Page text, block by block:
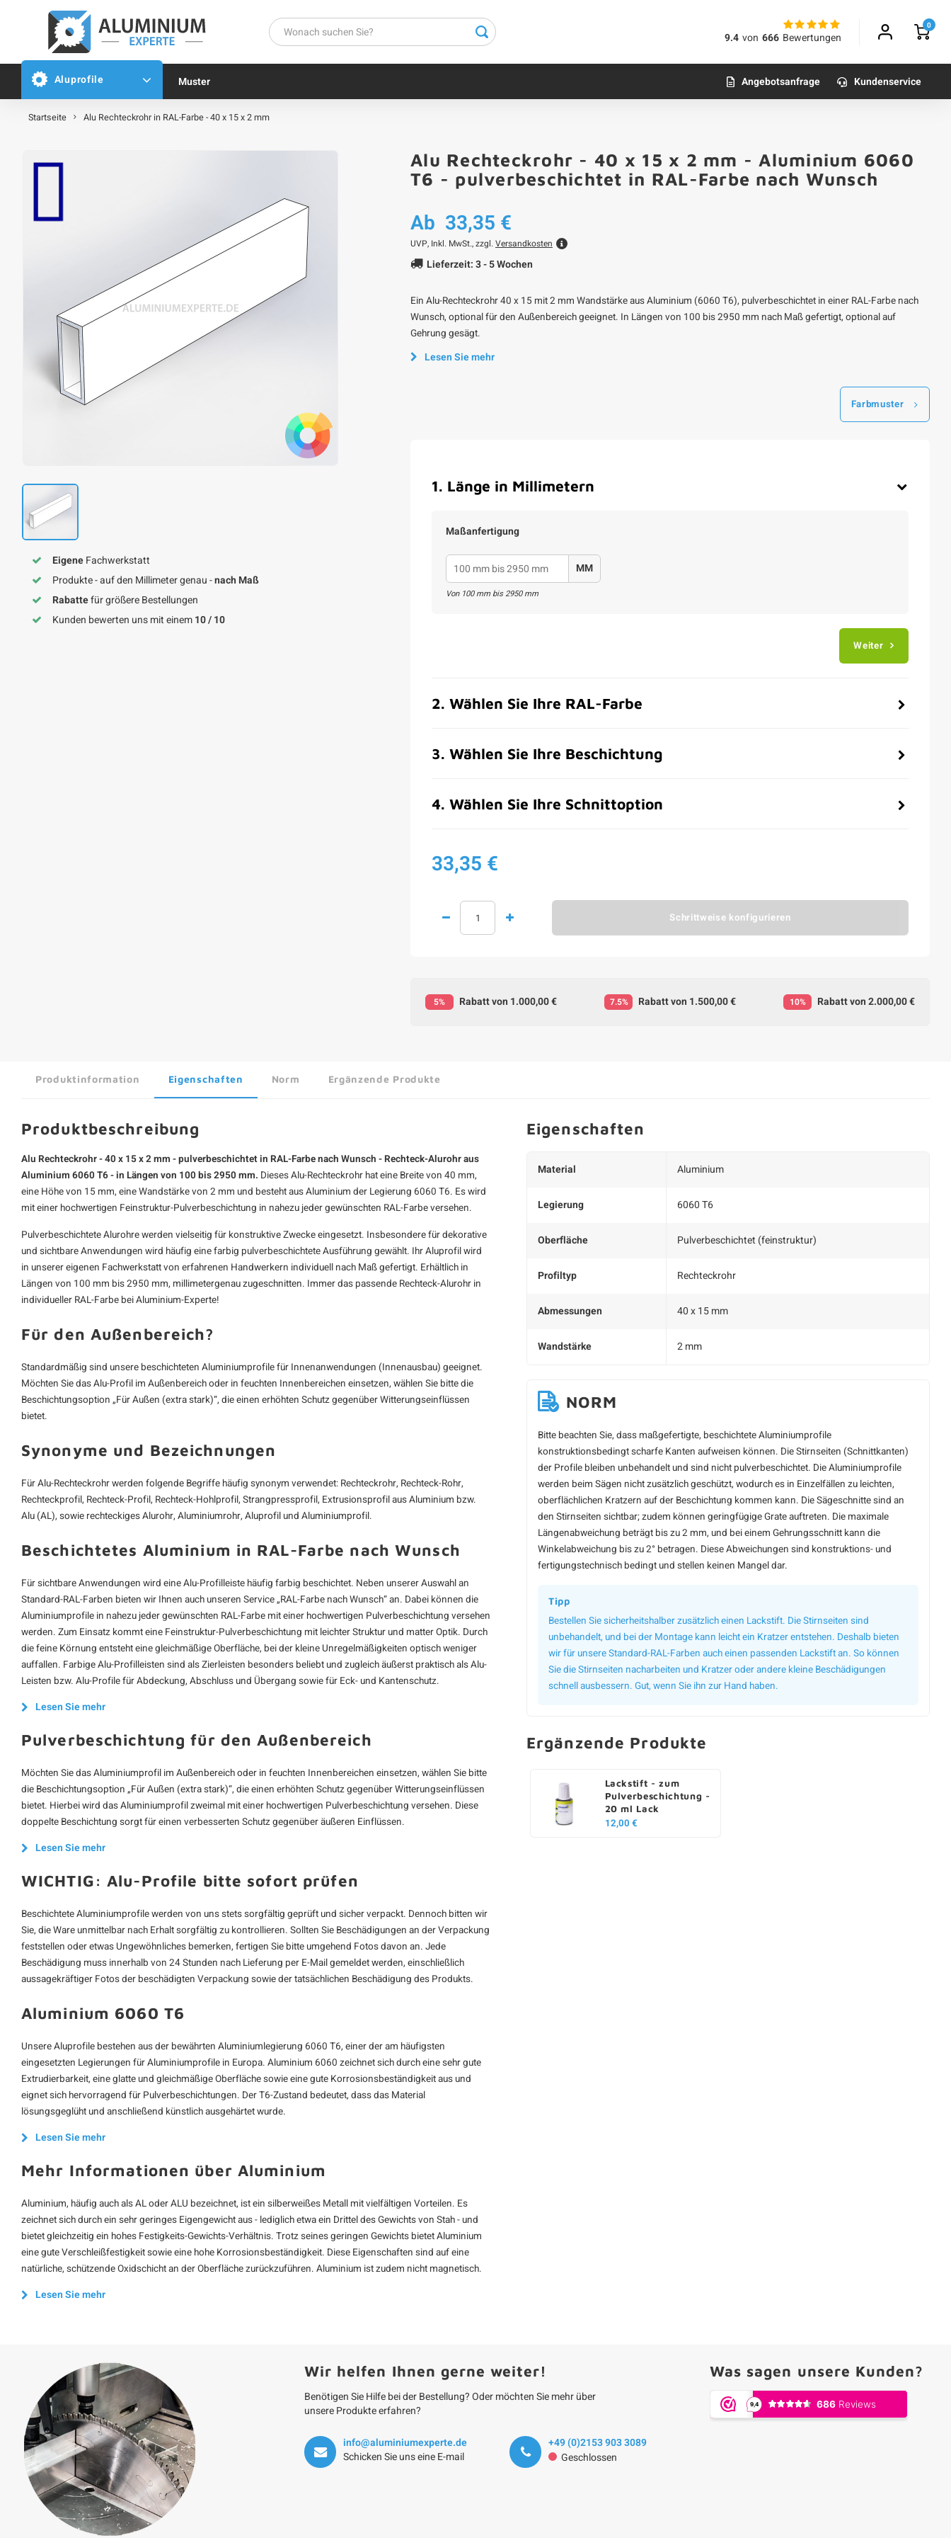
9.4 von 666 Bewertungen
0
Aluprofile Angebotsanfrage Kundenservice
Muster
Startseite Alu Rechteckrohr in RAL-Farbe - 40 x 15 x 2 mm
EigeneFachwerkstatt
Produkte - auf den Millimeter genau -nach Maß
Rabattefür größere Bestellungen
Kunden bewerten uns mit einem10 / 10
Alu Rechteckrohr - 40 x 15 x 2 mm - Aluminium 6060
T6 - pulverbeschichtet in RAL-Farbe nach Wunsch
Ab 33,35 €
UVP, Inkl. MwSt., zzgl. Versandkosten
Lieferzeit: 3 - 5 Wochen
Ein Alu-Rechteckrohr 40 x 15 mit 2 mm Wandstärke aus Aluminium (6060 T6), pulverbeschichtet in einer RAL-Farbe nach
Wunsch, optional für den Außenbereich geeignet. In Längen von 100 bis 2950 mm nach Maß gefertigt, optional auf
Gehrung gesägt.
Lesen Sie mehr
Farbmuster
1. Länge in Millimetern
Maßanfertigung
MM
Von 100mm bis2950mm
Weiter
2. Wählen Sie Ihre RAL-Farbe
3. Wählen Sie Ihre Beschichtung
4. Wählen Sie Ihre Schnittoption
33,35 €
Schrittweise konfigurieren
5% Rabatt von 1.000,00 € 7.5% Rabatt von 1.500,00 € 10% Rabatt von 2.000,00 €
Produktinformation Eigenschaften Norm Ergänzende Produkte
Produktbeschreibung
Alu Rechteckrohr - 40 x 15 x 2 mm - pulverbeschichtet in RAL-Farbe nach Wunsch - Rechteck-Alurohr aus
Aluminium 6060 T6 - in Längen von 100 bis 2950 mm. Dieses Alu-Rechteckrohr hat eine Breite von 40 mm,
eine Höhe von 15 mm, eine Wandstärke von 2 mm und besteht aus Aluminium der Legierung 6060 T6. Es wird
mit einer hochwertigen Feinstruktur-Pulverbeschichtung in nahezu jeder gewünschten RAL-Farbe versehen.
PulverbeschichteteAlurohrewerden vielseitig für konstruktive Zwecke eingesetzt. Insbesondere für dekorative
und sichtbare Anwendungen wird häufig eine farbig pulverbeschichtete Ausführung gewählt. Ihr Aluprofil wird
in unserer eigenen Fachwerkstatt von erfahrenen Handwerkern individuell nach Maß gefertigt. Erhältlich in
Längen von 100 mm bis 2950 mm, millimetergenau zugeschnitten. Immer das passende Rechteck-Alurohr in
individueller RAL-Farbe bei Aluminium-Experte!
Für den Außenbereich?
Standardmäßig sind unsere beschichteten Aluminiumprofile für Innenanwendungen (Innenausbau) geeignet.
Möchten Sie das Alu-Profil im Außenbereich oder in feuchten Innenbereichen einsetzen, wählen Sie bitte die
Beschichtungsoption „Für Außen (extra stark)“, die einen erhöhten Schutz gegenüber Witterungseinflüssen
bietet.
Synonyme und Bezeichnungen
Für Alu-Rechteckrohr werden folgende Begriffe häufig synonym verwendet: Rechteckrohr, Rechteck-Rohr,
Rechteckprofil, Rechteck-Profil, Rechteck-Hohlprofil, Strangpressprofil, Extrusionsprofil aus Aluminium bzw.
Alu (AL), sowie rechteckiges Alurohr, Aluminiumrohr, Aluprofil und Aluminiumprofil.
Beschichtetes Aluminium in RAL-Farbe nach Wunsch
Für sichtbare Anwendungen wird eine Alu-Profilleiste häufig farbig beschichtet. Neben unserer Auswahl an
Standard-RAL-Farben bieten wir Ihnen auch unseren Service „RAL-Farbe nach Wunsch“ an. Dabei können die
Aluminiumprofile in nahezu jeder gewünschten RAL-Farbe mit einer hochwertigen Pulverbeschichtung versehen
werden. Zum Einsatz kommt eine Feinstruktur-Pulverbeschichtung mit leichter Struktur und matter Optik. Durch
die feine Körnung entsteht eine gleichmäßige Oberfläche, bei der kleine Unregelmäßigkeiten optisch weniger
auffallen. Farbige Alu-Profilleisten sind als Zierleisten besonders beliebt und zugleich äußerst praktisch als Alu-
Leisten bzw. Alu-Profile für Abdeckung, Abschluss und Übergang sowie für Eck- und Kantenschutz.
Lesen Sie mehr
Pulverbeschichtung für den Außenbereich
Möchten Sie das Aluminiumprofil im Außenbereich oder in feuchten Innenbereichen einsetzen, wählen Sie bitte
die Beschichtungsoption „Für Außen (extra stark)“, die einen erhöhten Schutz gegenüber Witterungseinflüssen
bietet. Hierbei wird das Aluminiumprofil zweimal mit einer hochwertigen Pulverbeschichtung versehen. Diese
doppelte Beschichtung sorgt für einen verbesserten Schutz gegenüber äußeren Einflüssen.
Lesen Sie mehr
WICHTIG: Alu-Profile bitte sofort prüfen
Beschichtete Aluminiumprofile werden von uns stets sorgfältig geprüft und sicher verpackt. Dennoch bitten wir
Sie, die Ware unmittelbar nach Erhalt sorgfältig zu kontrollieren. Sollten Sie Beschädigungen an der Verpackung
feststellen oder etwas Ungewöhnliches bemerken, fertigen Sie bitte umgehend Fotos davon an. Jede
Beschädigung muss innerhalb von 24 Stunden nach Lieferung per E-Mail gemeldet werden, einschließlich
aussagekräftiger Fotos der beschädigten Verpackung sowie der tatsächlichen Beschädigung des Produkts.
Aluminium 6060 T6
Unsere Aluprofile bestehen aus der bewährten Aluminiumlegierung 6060 T6, einer der am häufigsten
eingesetzten Legierungen für Aluminiumprofile in Europa. Aluminium 6060 zeichnet sich durch eine sehr gute
Extrudierbarkeit, eine glatte und gleichmäßige Oberfläche sowie eine gute Korrosionsbeständigkeit aus und
eignet sich hervorragend für Pulverbeschichtungen. Der T6-Zustand bedeutet, dass das Material
lösungsgeglüht und anschließend künstlich ausgehärtet wurde.
Lesen Sie mehr
Mehr Informationen über Aluminium
Aluminium, häufig auch als AL oder ALU bezeichnet, ist ein silberweißes Metall mit vielfältigen Vorteilen. Es
zeichnet sich durch ein sehr geringes Eigengewicht aus - lediglich etwa ein Drittel des Gewichts von Stah - und
bietet gleichzeitig ein hohes Festigkeits-Gewichts-Verhältnis. Trotz seines geringen Gewichts bietet Aluminium
eine gute Verschleißfestigkeit sowie eine hohe Korrosionsbeständigkeit. Diese Eigenschaften sind auf eine
natürliche, schützende Oxidschicht an der Oberfläche zurückzuführen. Aluminium ist zudem nicht magnetisch.
Lesen Sie mehr
Eigenschaften
Material Aluminium
Legierung 6060 T6
Oberfläche Pulverbeschichtet (feinstruktur)
Profiltyp Rechteckrohr
Abmessungen 40 x 15 mm
Wandstärke 2 mm
NORM
Bitte beachten Sie, dass maßgefertigte, beschichtete Aluminiumprofile
konstruktionsbedingt scharfe Kanten aufweisen können. Die Stirnseiten (Schnittkanten)
der Profile bleiben unbehandelt und sind nicht pulverbeschichtet. Die Aluminiumprofile
werden beim Sägen nicht zusätzlich geschützt, wodurch es in Einzelfällen zu leichten,
oberflächlichen Kratzern auf der Beschichtung kommen kann. Die Sägeschnitte sind an
den Stirnseiten sichtbar; zudem können geringfügige Grate auftreten. Die maximale
Längenabweichung beträgt bis zu 2 mm, und bei einem Gehrungsschnitt kann die
Winkelabweichung bis zu 2° betragen. Diese Abweichungen sind konstruktions- und
fertigungstechnisch bedingt und stellen keinen Mangel dar.
Tipp
Bestellen Sie sicherheitshalber zusätzlich einen Lackstift. Die Stirnseiten sind
unbehandelt, und bei der Montage kann leicht ein Kratzer entstehen. Deshalb bieten
wir für unsere Standard-RAL-Farben auch einen passenden Lackstift an. So können
Sie die Stirnseiten nacharbeiten und Kratzer oder andere kleine Beschädigungen
schnell ausbessern. Gut, wenn Sie ihn zur Hand haben.
Ergänzende Produkte
Lackstift - zum
Pulverbeschichtung -
20 ml Lack
12,00 €
Wir helfen Ihnen gerne weiter!
Benötigen Sie Hilfe bei der Bestellung? Oder möchten Sie mehr über
unsere Produkte erfahren?
info@aluminiumexperte.de
Schicken Sie uns eine E-mail
+49 (0)2153 903 3089
Geschlossen
Was sagen unsere Kunden?